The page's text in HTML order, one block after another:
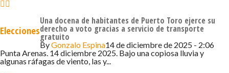
En paralelo, la Comisión de Constitución conoció el
proyecto de reforma constitucional presentado por el
Ejecutivo que modifica la Carta Fundamental en materia
de derecho a sufragio de personas extranjeras (Boletín
Elecciones
Una docena de habitantes de Puerto Toro ejerce su
derecho a voto gracias a servicio de transporte
gratuito
ByGonzalo Espina14 de diciembre de 2025 - 2:06
Punta Arenas. 14 diciembre 2025. Bajo una copiosa lluvia y
algunas ráfagas de viento, las y...